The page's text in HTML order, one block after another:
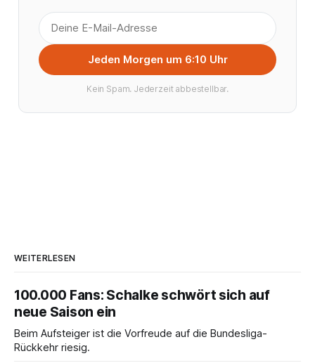
Jeden Morgen um 6:10 Uhr
Kein Spam. Jederzeit abbestellbar.
WEITERLESEN
100.000 Fans: Schalke schwört sich auf
neue Saison ein
Beim Aufsteiger ist die Vorfreude auf die Bundesliga-
Rückkehr riesig.